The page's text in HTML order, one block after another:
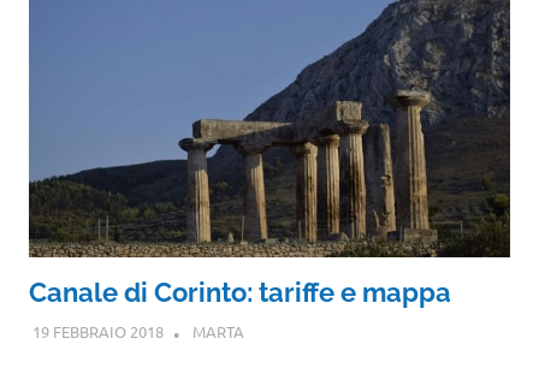
Canale di Corinto: tariffe e mappa
19 FEBBRAIO 2018 MARTA